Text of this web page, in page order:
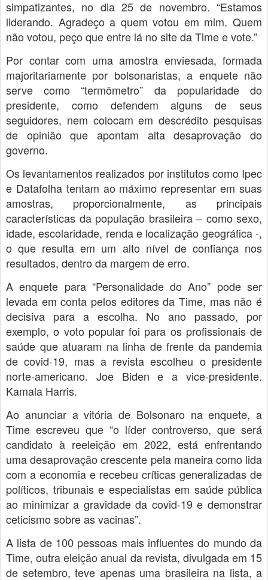
simpatizantes, no dia 25 de novembro. “Estamos
liderando. Agradeço a quem votou em mim. Quem
não votou, peço que entre lá no site da Time e vote.”
Por contar com uma amostra enviesada, formada
majoritariamente por bolsonaristas, a enquete não
serve como “termômetro” da popularidade do
presidente, como defendem alguns de seus
seguidores, nem colocam em descrédito pesquisas
de opinião que apontam alta desaprovação do
governo.
Os levantamentos realizados por institutos como Ipec
e Datafolha tentam ao máximo representar em suas
amostras, proporcionalmente, as principais
características da população brasileira – como sexo,
idade, escolaridade, renda e localização geográfica -,
o que resulta em um alto nível de confiança nos
resultados, dentro da margem de erro.
A enquete para “Personalidade do Ano” pode ser
levada em conta pelos editores da Time, mas não é
decisiva para a escolha. No ano passado, por
exemplo, o voto popular foi para os profissionais de
saúde que atuaram na linha de frente da pandemia
de covid-19, mas a revista escolheu o presidente
norte-americano. Joe Biden e a vice-presidente.
Kamala Harris.
Ao anunciar a vitória de Bolsonaro na enquete, a
Time escreveu que “o líder controverso, que será
candidato à reeleição em 2022, está enfrentando
uma desaprovação crescente pela maneira como lida
com a economia e recebeu críticas generalizadas de
políticos, tribunais e especialistas em saúde pública
ao minimizar a gravidade da covid-19 e demonstrar
ceticismo sobre as vacinas”.
A lista de 100 pessoas mais influentes do mundo da
Time, outra eleição anual da revista, divulgada em 15
de setembro, teve apenas uma brasileira na lista, a